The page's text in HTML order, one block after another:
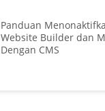
Panduan
Website Builder dan
Dengan CMS